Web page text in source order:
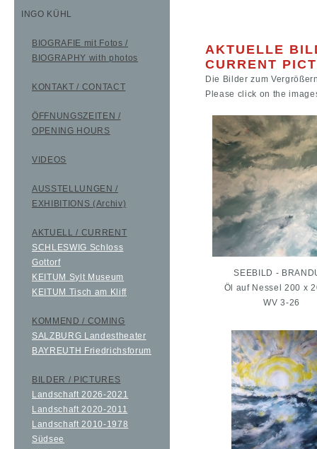
INGO KÜHL
BIOGRAFIE mit Fotos /
BIOGRAPHY with photos
KONTAKT / CONTACT
ÖFFNUNGSZEITEN /
OPENING HOURS
VIDEOS
AUSSTELLUNGEN /
EXHIBITIONS (Archiv)
AKTUELL / CURRENT
SCHLESWIG Schloss
Gottorf
KEITUM Sylt Museum
KEITUM Tisch am Kliff
KOMMEND / COMING
SALZBURG Landestheater
BAYREUTH Friedrichsforum
BILDER / PICTURES
Landschaft 2026-2021
Landschaft 2020-2011
Landschaft 2010-1978
Südsee
AKTUELLE
CURRENT
Die Bilder zum
Please click on the
SEEBILD -
Öl auf Nessel 200 x
WV 3-26